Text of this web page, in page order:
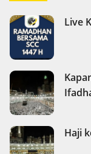
Live
Haji